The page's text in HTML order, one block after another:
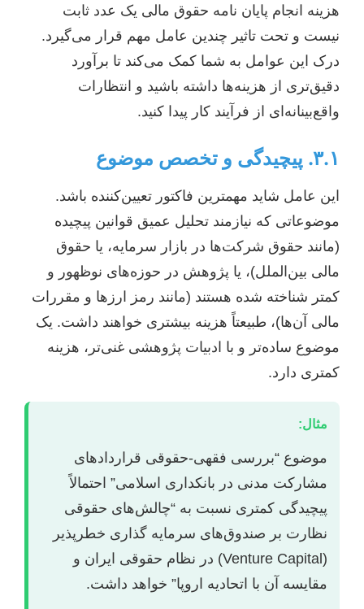
هزینه انجام پایان نامه حقوق مالی یک عدد ثابت
نیست و تحت تاثیر چندین عامل مهم قرار می‌گیرد.
درک این عوامل به شما کمک می‌کند تا برآورد
دقیق‌تری از هزینه‌ها داشته باشید و انتظارات
واقع‌بینانه‌ای از فرآیند کار پیدا کنید.
۳.۱. پیچیدگی و تخصص موضوع
این عامل شاید مهمترین فاکتور تعیین‌کننده باشد.
موضوعاتی که نیازمند تحلیل عمیق قوانین پیچیده
(مانند حقوق شرکت‌ها در بازار سرمایه، یا حقوق
مالی بین‌الملل)، یا پژوهش در حوزه‌های نوظهور و
کمتر شناخته شده هستند (مانند رمز ارزها و مقررات
مالی آن‌ها)، طبیعتاً هزینه بیشتری خواهند داشت. یک
موضوع ساده‌تر و با ادبیات پژوهشی غنی‌تر، هزینه
کمتری دارد.
مثال:
موضوع “بررسی فقهی-حقوقی قراردادهای
مشارکت مدنی در بانکداری اسلامی” احتمالاً
پیچیدگی کمتری نسبت به “چالش‌های حقوقی
نظارت بر صندوق‌های سرمایه گذاری خطرپذیر
(Venture Capital) در نظام حقوقی ایران و
مقایسه آن با اتحادیه اروپا” خواهد داشت.